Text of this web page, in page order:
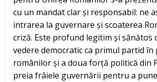
cu un mandat clar și responsabil: ne
intrarea la guvernare și scoaterea
criză. Este profund legitim și sănătos
vedere democratic ca primul partid
românilor și a doua forță politică din
preia frâiele guvernării pentru a